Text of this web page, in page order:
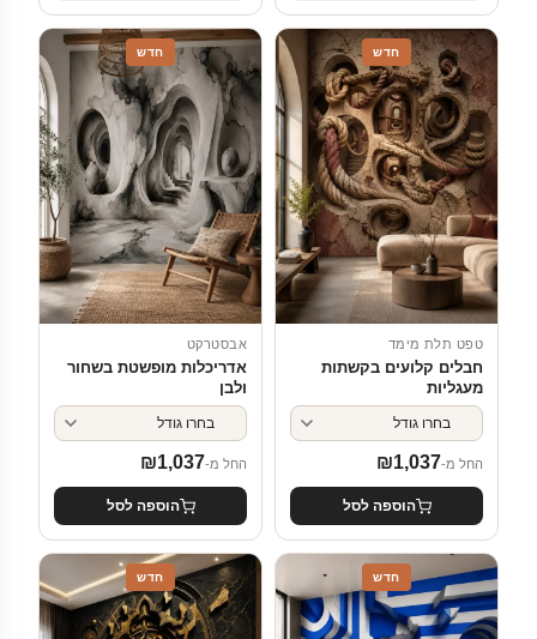
חדש
טפט תלת מימד
חבלים קלועים בקשתות
מעגליות
החל מ- ₪1,037
הוספה לסל
חדש
אבסטרקט
אדריכלות מופשטת בשחור
ולבן
החל מ- ₪1,037
הוספה לסל
חדש חדש